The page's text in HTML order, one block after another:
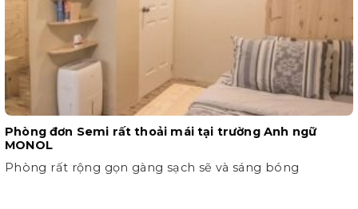
Phòng đơn Semi rất thoải mái tại trường Anh ngữ
MONOL
Phòng rất rộng gọn gàng sạch sẽ và sáng bóng